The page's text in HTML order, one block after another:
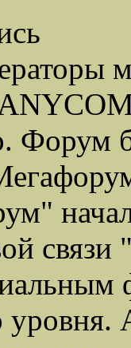
Форум